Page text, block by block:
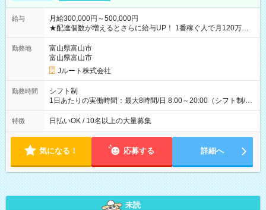
給与
月給300,000円～500,000円
★配達個数が増えるとさらに給与UP！ 1番稼ぐ人で月120万ほ
ど！ ・主要都市エリア 月収55万円／週5日稼働 月収65万~112
万円／週6日稼働 ・地方郊外エリア 月収40万円／週5日稼働 月
収40万円~50万円／週6日稼働 ＜モデルイメージ＞ ■月収50万
円 (27歳男性/江東区在住)※元建築関係 1日150個配達×25日勤務
(日休み) ■月収80万円(43歳男性/墨田区在住)※元営業 1日200個
勤務地
富山県富山市
富山県富山市
Jルート株式会社
勤務時間
シフト制
1日あたりの実働時間：最大8時間/日 8:00～20:00（シフト制/実
働8時間） ※週5日勤務（場所次第では週4も有り） ※配達状況
によって時間外での勤務可能性有り ※案件により多少の前後あ
特徴 日払いOK / 10名以上の大量募集
気になる！ 応募する 詳細へ
未読